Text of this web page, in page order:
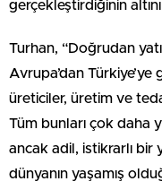
gerçekleştirdiğinin
Turhan, “Doğrudan
Avrupa’dan
üreticiler, üretim ve
Tüm bunları çok daha
ancak adil, istikrarlı bir
dünyanın yaşamış